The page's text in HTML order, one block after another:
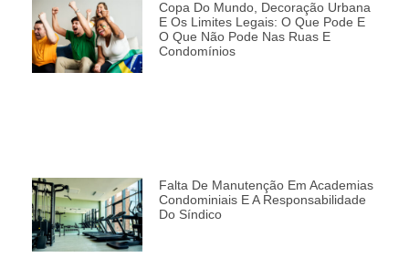
Copa Do Mundo, Decoração Urbana
E Os Limites Legais: O Que Pode E
O Que Não Pode Nas Ruas E
Condomínios
Falta De Manutenção Em Academias
Condominiais E A Responsabilidade
Do Síndico